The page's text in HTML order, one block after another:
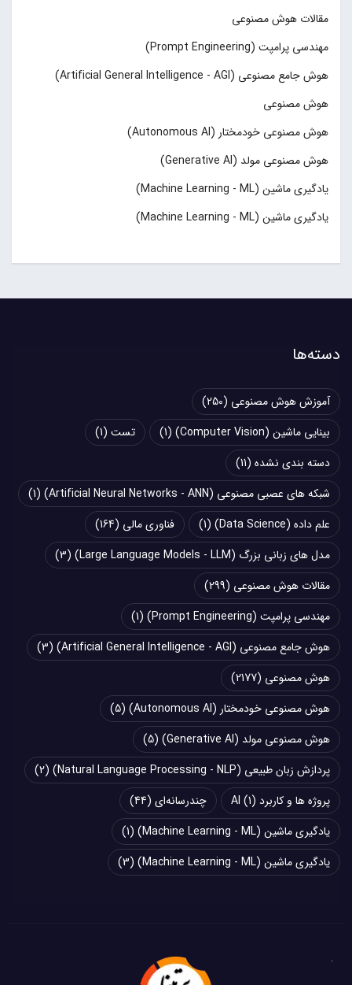
مقالات هوش مصنوعی
مهندسی پرامپت (Prompt Engineering)
هوش جامع مصنوعی (Artificial General Intelligence - AGI)
هوش مصنوعی
هوش مصنوعی خودمختار (Autonomous AI)
هوش مصنوعی مولد (Generative AI)
یادگیری ماشین (Machine Learning - ML)
یادگیری ماشین (Machine Learning - ML)
دسته‌ها
آموزش هوش مصنوعی (250)
بینایی ماشین (Computer Vision)
(1) تست (1)
دسته بندی نشده (11)
شبکه های عصبی مصنوعی (Artificial Neural Networks - ANN)
(1)
علم داده (Data Science)
(1) فناوری مالی (164)
مدل های زبانی بزرگ (Large Language Models - LLM)
(3)
مقالات هوش مصنوعی (299)
مهندسی پرامپت (Prompt Engineering)
(1)
هوش جامع مصنوعی (Artificial General Intelligence - AGI)
(3)
هوش مصنوعی (2177)
هوش مصنوعی خودمختار (Autonomous AI)
(5)
هوش مصنوعی مولد (Generative AI)
(5)
پردازش زبان طبیعی (Natural Language Processing - NLP)
(2)
پروژه ها و کاربرد AI (1) چند‌‌رسانه‌ای (44)
یادگیری ماشین (Machine Learning - ML)
(1)
یادگیری ماشین (Machine Learning - ML)
(3)